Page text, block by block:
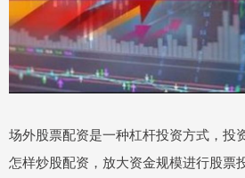
场外股票配资是一种杠杆投资方式，投
怎样炒股配资，放大资金规模进行股票